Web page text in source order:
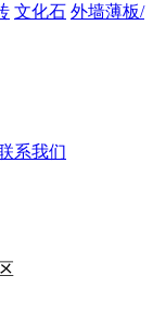
文化石 外墙薄板/
系我们